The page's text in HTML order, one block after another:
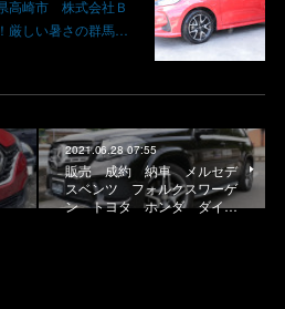
高崎市 株式会社Ｂ
厳しい暑さの群馬…
2021.06.28 07:55
販売 成約 納車 メルセデ
スベンツ フォルクスワーゲ
ン トヨタ ホンダ ダイ…